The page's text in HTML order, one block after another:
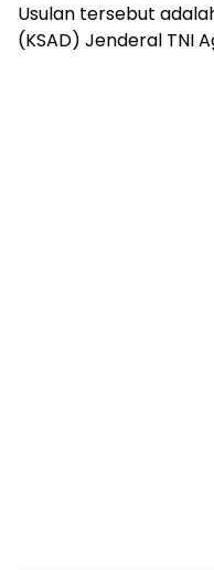
Usulan tersebut
(KSAD) Jenderal TNI